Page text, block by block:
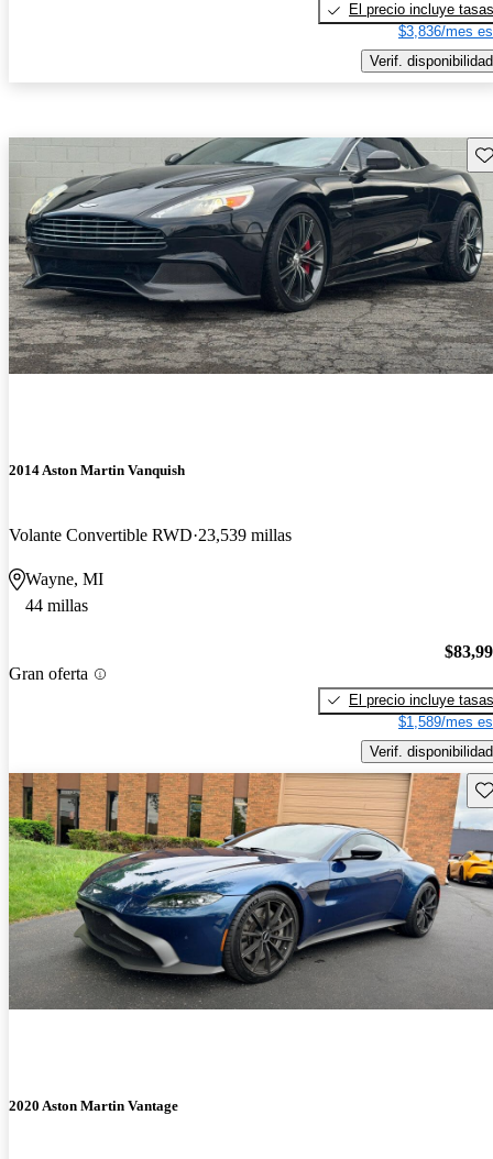
El precio incluye tasas
$3,836/mes
Verif. disponibilidad
2014 Aston Martin Vanquish
Volante Convertible RWD 23,539 millas
Wayne, MI
44 millas
Gran oferta
El precio incluye tasas
$1,589/mes
Verif. disponibilidad
2020 Aston Martin Vantage